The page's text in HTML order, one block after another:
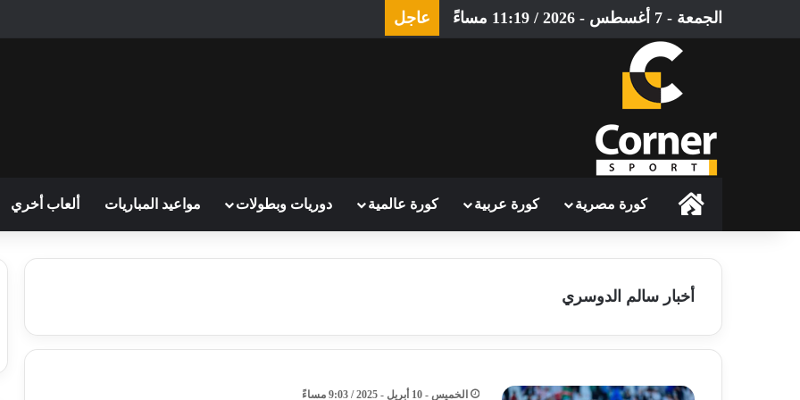
الجمعة - 7 أغسطس - 2026 / 11:19 مساءً عاجل
الرئيسيةكورة مصرية كورة عربية كورة عالمية دوريات وبطولات مواعيد المباريات ألعاب أخري
أخبار سالم الدوسري
الخميس - 10 أبريل - 2025 / 9:03 مساءً